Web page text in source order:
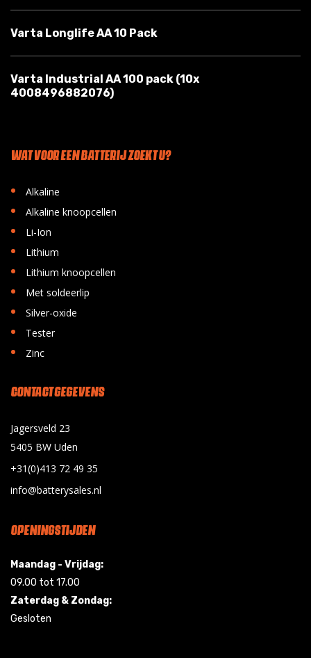
Varta Longlife AA 10 Pack
Varta Industrial AA 100 pack (10x
4008496882076)
WAT VOOR EEN BATTERIJ ZOEKT U?
• Alkaline
• Alkaline knoopcellen
• Li-Ion
• Lithium
• Lithium knoopcellen
• Met soldeerlip
• Silver-oxide
• Tester
• Zinc
CONTACT GEGEVENS
Jagersveld 23
5405 BW Uden
+31(0)413 72 49 35
info@batterysales.nl
OPENINGSTIJDEN
Maandag - Vrijdag:
09.00 tot 17.00
Zaterdag & Zondag:
Gesloten